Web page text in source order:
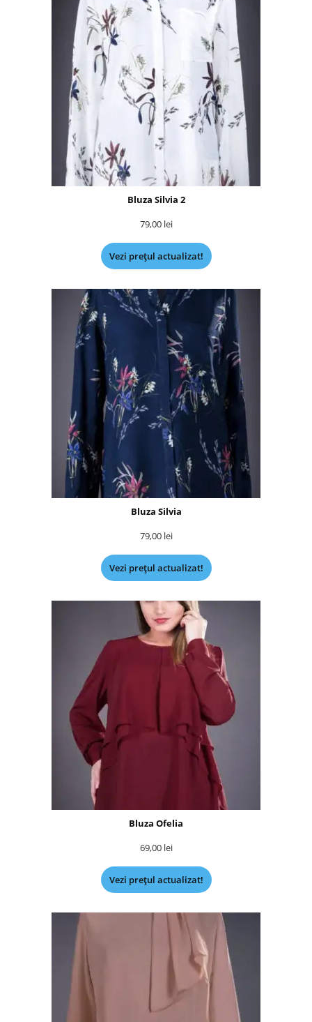
Bluza Silvia 2
79,00 lei
Vezi prețul actualizat!
Bluza Silvia
79,00 lei
Vezi prețul actualizat!
Bluza Ofelia
69,00 lei
Vezi prețul actualizat!